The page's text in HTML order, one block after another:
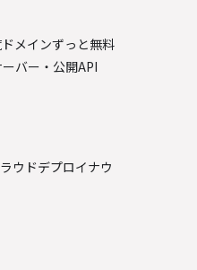
ドメインずっと無料
ーバー・公開API
ウドデプロイナウ